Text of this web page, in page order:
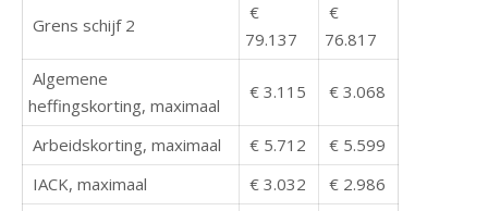
Grens schijf 2
€
79.137
€
76.817
Algemene
heffingskorting, maximaal
€ 3.115 € 3.068
Arbeidskorting, maximaal € 5.712
€ 5.599
IACK, maximaal
€ 3.032
€ 2.986